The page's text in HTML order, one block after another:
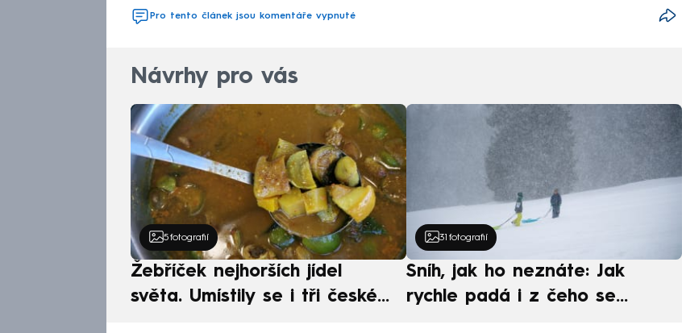
Pro tento článek jsou komentáře vypnuté
Návrhy pro vás
5 fotografií
Žebříček nejhorších jídel
světa. Umístily se i tři české
31 fotografií
Sníh, jak ho neznáte: Jak
rychle padá i z čeho se